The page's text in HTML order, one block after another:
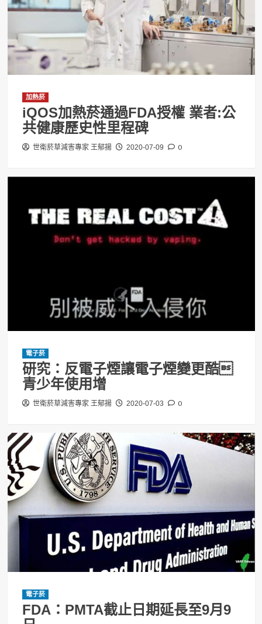
加熱菸
iQOS加熱菸通過FDA授權 業者:公
共健康歷史性里程碑
世衛菸草減害專家 王郁揚 2020-07-09 0
電子菸
研究：反電子煙讓電子煙變更酷
青少年使用增
世衛菸草減害專家 王郁揚 2020-07-03 0
電子菸
FDA：PMTA截止日期延長至9月9